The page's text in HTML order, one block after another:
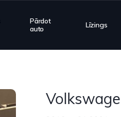
Pārdot
auto
Līzings